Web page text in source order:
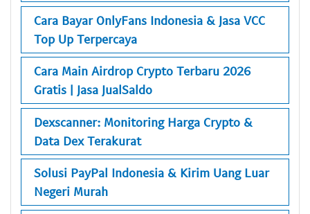
Cara Bayar OnlyFans Indonesia & Jasa VCC
Top Up Terpercaya
Cara Main Airdrop Crypto Terbaru 2026
Gratis | Jasa JualSaldo
Dexscanner: Monitoring Harga Crypto &
Data Dex Terakurat
Solusi PayPal Indonesia & Kirim Uang Luar
Negeri Murah